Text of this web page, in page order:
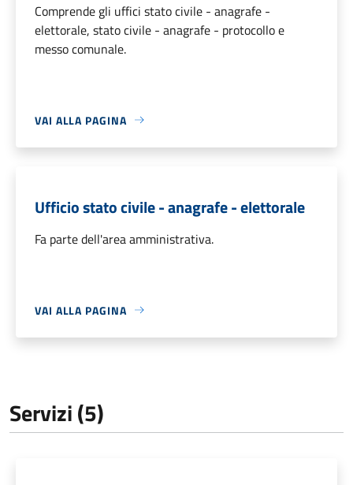
Comprende gli uffici stato civile - anagrafe -
elettorale, stato civile - anagrafe - protocollo e
messo comunale.
VAI ALLA PAGINA
Ufficio stato civile - anagrafe - elettorale
Fa parte dell'area amministrativa.
VAI ALLA PAGINA
Servizi (5)